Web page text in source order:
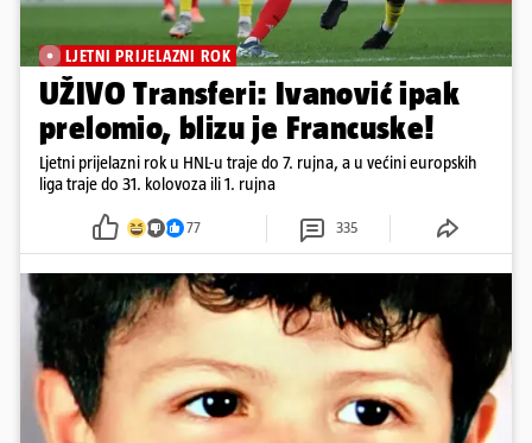
LJETNI PRIJELAZNI ROK
UŽIVO Transferi: Ivanović ipak
prelomio, blizu je Francuske!
Ljetni prijelazni rok u HNL-u traje do 7. rujna, a u većini europskih
liga traje do 31. kolovoza ili 1. rujna
77 335